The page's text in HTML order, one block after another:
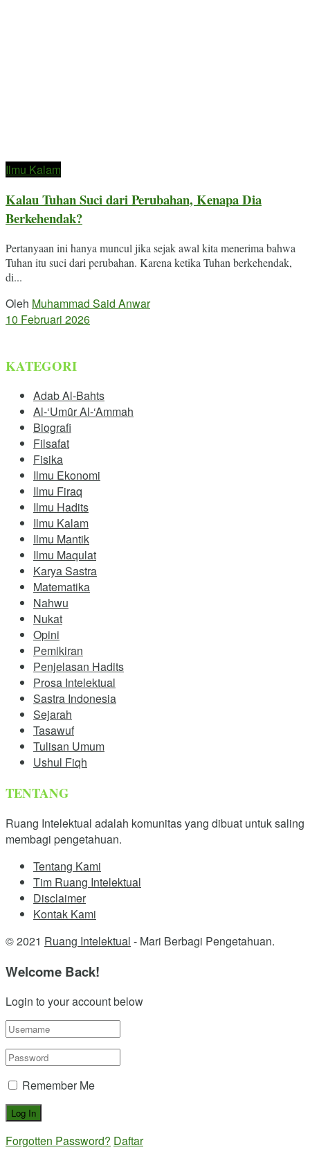
Ilmu Kalam
Kalau Tuhan Suci dari Perubahan, Kenapa Dia
Berkehendak?
Pertanyaan ini hanya muncul jika sejak awal kita menerima bahwa
Tuhan itu suci dari perubahan. Karena ketika Tuhan berkehendak,
di...
Oleh Muhammad Said Anwar
10 Februari 2026
KATEGORI
Adab Al-Bahts
Al-‘Umȗr Al-‘Ammah
Biografi
Filsafat
Fisika
Ilmu Ekonomi
Ilmu Firaq
Ilmu Hadits
Ilmu Kalam
Ilmu Mantik
Ilmu Maqulat
Karya Sastra
Matematika
Nahwu
Nukat
Opini
Pemikiran
Penjelasan Hadits
Prosa Intelektual
Sastra Indonesia
Sejarah
Tasawuf
Tulisan Umum
Ushul Fiqh
TENTANG
Ruang Intelektual adalah komunitas yang dibuat untuk saling
membagi pengetahuan.
Tentang Kami
Tim Ruang Intelektual
Disclaimer
Kontak Kami
© 2021 Ruang Intelektual - Mari Berbagi Pengetahuan.
Welcome Back!
Login to your account below
Remember Me
Forgotten Password? Daftar